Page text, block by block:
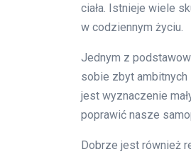
ciała. Istnieje wiele
w codziennym życiu.
Jednym z
sobie zbyt
jest wyznaczenie
poprawić nasze
Dobrze jest również